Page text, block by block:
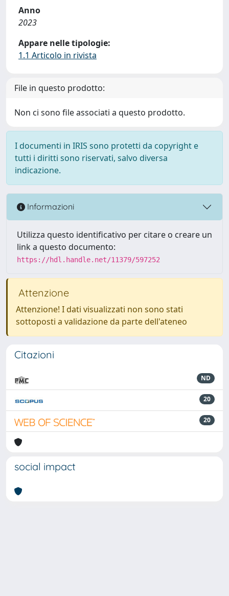
Anno
2023
Appare nelle tipologie:
1.1 Articolo in rivista
File in questo prodotto:
Non ci sono file associati a questo prodotto.
I documenti in IRIS sono protetti da copyright e
tutti i diritti sono riservati, salvo diversa
indicazione.
Informazioni
Utilizza questo identificativo per citare o creare un
link a questo documento:
https://hdl.handle.net/11379/597252
Attenzione
Attenzione! I dati visualizzati non sono stati
sottoposti a validazione da parte dell'ateneo
Citazioni
ND
20
20
social impact